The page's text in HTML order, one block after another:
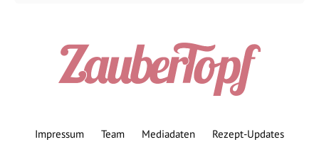
Impressum Team Mediadaten
Rezept-Updates